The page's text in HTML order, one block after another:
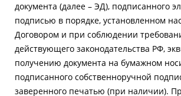
документа (далее – ЭД), подписанного
подписью в порядке, установленном
Договором и при соблюдении
действующего законодательства РФ,
получению документа на бумажном
подписанного собственноручной
заверенного печатью (при наличии).